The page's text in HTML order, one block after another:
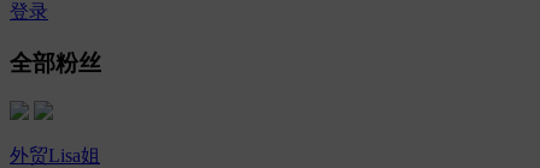
登录
全部粉丝
外贸Lisa姐